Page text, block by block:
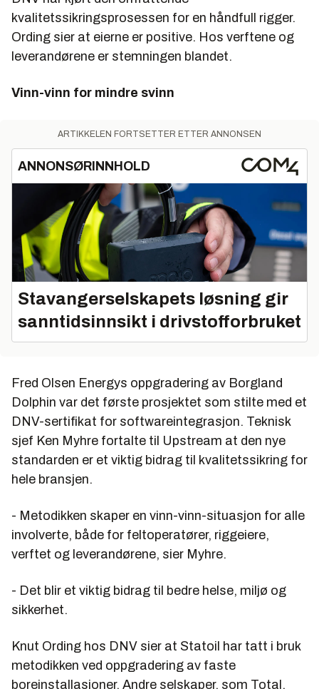
kvalitetssikringsprosessen for en håndfull rigger.
Ording sier at eierne er positive. Hos verftene og
leverandørene er stemningen blandet.
Vinn-vinn for mindre svinn
ARTIKKELEN FORTSETTER ETTER ANNONSEN
ANNONSØRINNHOLD
Stavangerselskapets løsning gir
sanntidsinnsikt i drivstofforbruket
Fred Olsen Energys oppgradering av Borgland
Dolphin var det første prosjektet som stilte med et
DNV-sertifikat for softwareintegrasjon. Teknisk
sjef Ken Myhre fortalte til Upstream at den nye
standarden er et viktig bidrag til kvalitetssikring for
hele bransjen.
- Metodikken skaper en vinn-vinn-situasjon for alle
involverte, både for feltoperatører, riggeiere,
verftet og leverandørene, sier Myhre.
- Det blir et viktig bidrag til bedre helse, miljø og
sikkerhet.
Knut Ording hos DNV sier at Statoil har tatt i bruk
metodikken ved oppgradering av faste
boreinstallasjoner. Andre selskaper, som Total,